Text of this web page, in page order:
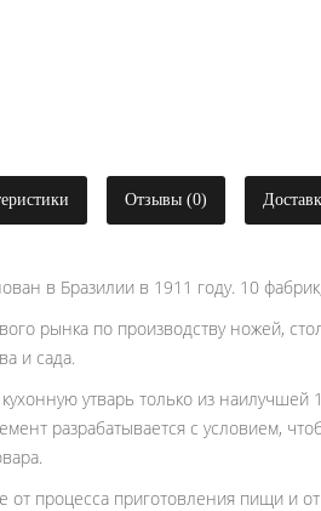
Отзывы (0)
в Бразилии в 1911 году. 10
рынка по производству ножей,
и сада.
утварь только из
разрабатывается с условием,
от процесса приготовления пищи и